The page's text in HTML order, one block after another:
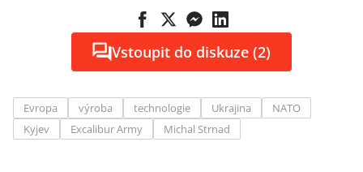
Vstoupit do diskuze (2)
Evropa výroba technologie Ukrajina
NATO
Kyjev
Excalibur Army Michal Strnad